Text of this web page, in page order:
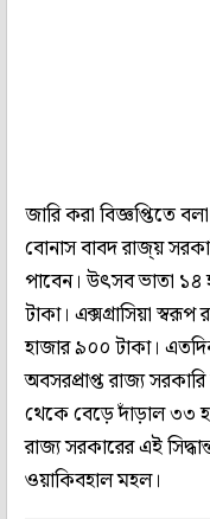
জারি করা বিজ্ঞপ্তিতে
বোনাস বাবদ রাজ্য়
পাবেন। উৎসব ভাতা ১৪
টাকা। এক্সগ্রাসিয়া স্বরূপ
হাজার ৯০০ টাকা।
অবসরপ্রাপ্ত রাজ্য
থেকে বেড়ে দাঁড়াল ৩৩
রাজ্য সরকারের এই
ওয়াকিবহাল মহল।